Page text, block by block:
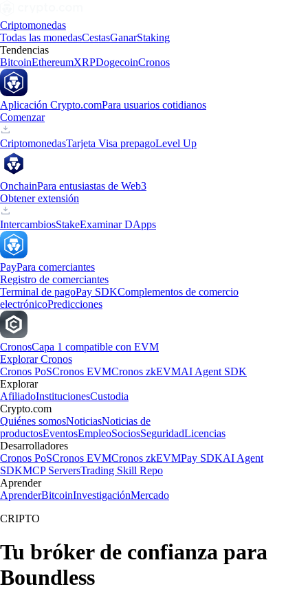
Criptomonedas
Todas las monedasCestasGanarStaking
Tendencias
BitcoinEthereumXRPDogecoinCronos
Aplicación Crypto.comPara usuarios cotidianos
Comenzar
CriptomonedasTarjeta Visa prepagoLevel Up
OnchainPara entusiastas de Web3
Obtener extensión
IntercambiosStakeExaminar DApps
PayPara comerciantes
Registro de comerciantes
Terminal de pagoPay SDKComplementos de comercio
electrónicoPredicciones
CronosCapa 1 compatible con EVM
Explorar Cronos
Cronos PoSCronos EVMCronos zkEVMAI Agent SDK
Explorar
AfiliadoInstitucionesCustodia
Crypto.com
Quiénes somosNoticiasNoticias de
productosEventosEmpleoSociosSeguridadLicencias
Desarrolladores
Cronos PoSCronos EVMCronos zkEVMPay SDKAI Agent
SDKMCP ServersTrading Skill Repo
Aprender
AprenderBitcoinInvestigaciónMercado
CRIPTO
Tu bróker de confianza para
Boundless